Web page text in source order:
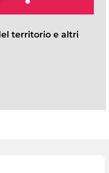
territorio e altri